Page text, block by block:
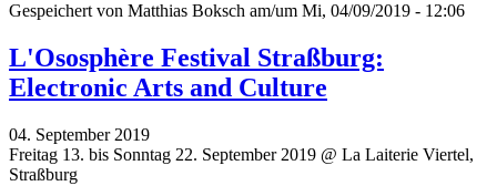
Gespeichert von Matthias Boksch am/um Mi, 04/09/2019 - 12:06
L'Ososphère Festival Straßburg:
Electronic Arts and Culture
04. September 2019
Freitag 13. bis Sonntag 22. September 2019 @ La Laiterie Viertel,
Straßburg